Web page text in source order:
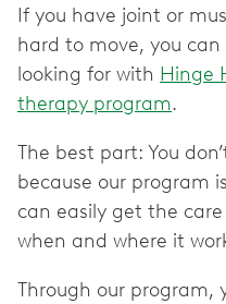
If you have joint or
hard to move, you can
looking for with Hinge
therapy program.
The best part: You
because our program
can easily get the
when and where it
Through our program,